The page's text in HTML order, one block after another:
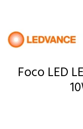
Foco LED